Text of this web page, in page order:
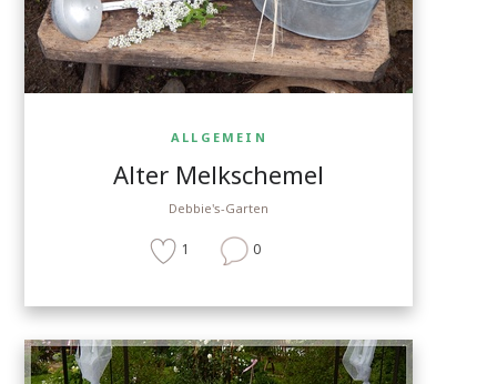
ALLGEMEIN
Alter Melkschemel
Debbie's-Garten
1 0